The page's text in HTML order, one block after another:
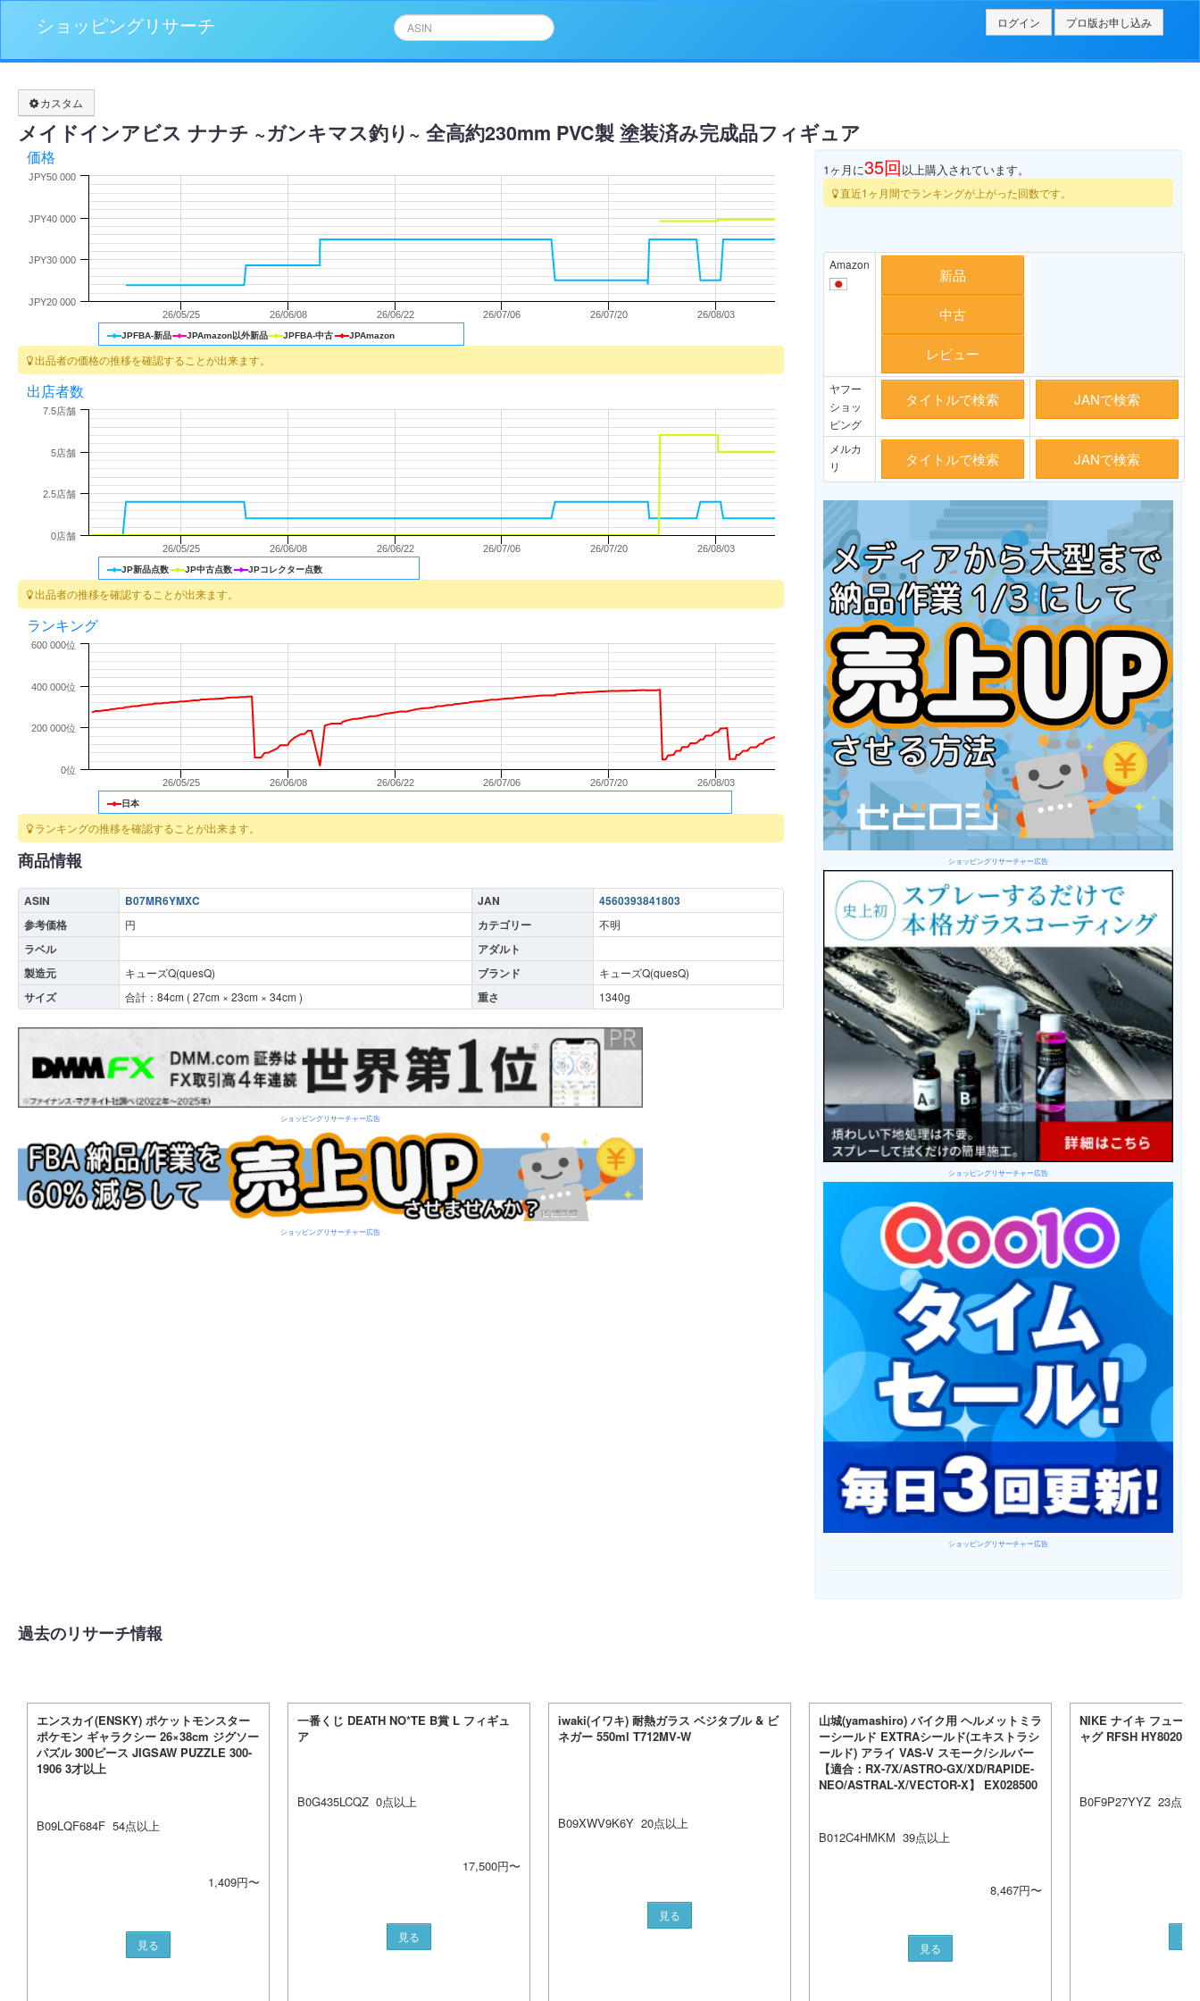
ショッピングリサーチ ログイン プロ版お申し込み
カスタム
メイドインアビス ナナチ ~ガンキマス釣り~ 全高約230mm PVC製 塗装済み完成品フィギュア
価格
JPFBA-新品 JPAmazon以外新品 JPFBA-中古 JPAmazon
26/05/25 26/06/08 26/06/22 26/07/06 26/07/20 26/08/03
JPY20 000
JPY30 000
JPY40 000
JPY50 000
出品者の価格の推移を確認することが出来ます。
出店者数
JP新品点数 JP中古点数 JPコレクター点数
26/05/25 26/06/08 26/06/22 26/07/06 26/07/20 26/08/03
0店舗
2.5店舗
5店舗
7.5店舗
出品者の推移を確認することが出来ます。
ランキング
日本
26/05/25 26/06/08 26/06/22 26/07/06 26/07/20 26/08/03
0位
200 000位
400 000位
600 000位
ランキングの推移を確認することが出来ます。
商品情報
ASIN B07MR6YMXC JAN
4560393841803
参考価格
円 カテゴリー 不明
ラベル
アダルト
製造元
キューズQ(quesQ) ブランド キューズQ(quesQ)
サイズ 合計： 84cm (27cm × 23cm × 34cm ) 重さ 1340g
ショッピングリサーチャー広告
ショッピングリサーチャー広告
1ヶ月に35回以上購入されています。
直近1ヶ月間でランキングが上がった回数です。
Amazon
新品
中古
レビュー
ヤフー
ショッ
ピング
タイトルで検索 JANで検索
メルカ
リ
タイトルで検索 JANで検索
ショッピングリサーチャー広告
ショッピングリサーチャー広告
ショッピングリサーチャー広告
過去のリサーチ情報
エンスカイ(ENSKY) ポケットモンスター
ポケモン ギャラクシー 26×38cm ジグソー
パズル 300ピース JIGSAW PUZZLE 300-
1906 3才以上
B09LQF684F 54点以上
1,409円〜
見る
一番くじ DEATH NO*TE B賞 L フィギュ
ア
B0G435LCQZ 0点以上
17,500円〜
見る
iwaki(イワキ) 耐熱ガラス ベジタブル & ビ
ネガー 550ml T712MV-W
B09XWV9K6Y 20点以上
見る
山城(yamashiro) バイク用 ヘルメットミラ
ーシールド EXTRAシールド(エキストラシ
ールド) アライ VAS-V スモーク/シルバー
【適合：RX-7X/ASTRO-GX/XD/RAPIDE-
NEO/ASTRAL-X/VECTOR-X】 EX028500
B012C4HMKM 39点以上
8,467円〜
見る
NIKE ナイキ フュー
ャグ RFSH HY8020-
B0F9P27YYZ 23点以